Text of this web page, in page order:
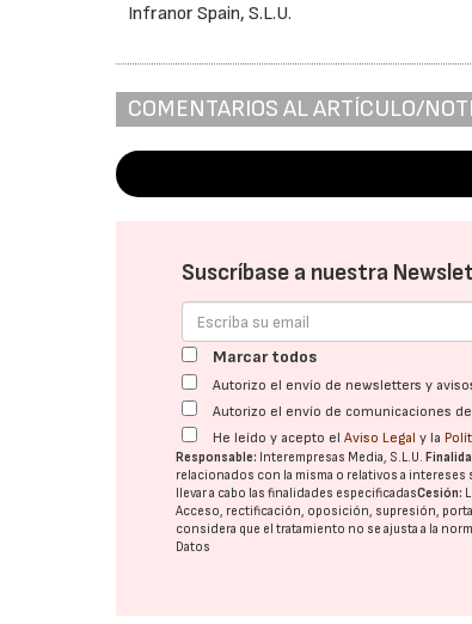
Infranor Spain, S.L.U.
COMENTARIOS AL ARTÍCULO/
Suscríbase a nuestra
Marcar todos
Autorizo el envío de newsletters y
Autorizo el envío de comunicaciones
He leído y acepto elAviso Legal y la
Responsable: Interempresas Media, S.L.U.
relacionados con la misma o relativos a
llevar a cabo las finalidades especificadasCesión:
Acceso, rectificación, oposición, supresión,
considera que el tratamiento no se ajusta a la
Datos